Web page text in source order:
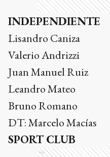
INDEPENDIENTE
Lisandro Caniza
Valerio Andrizzi
Juan Manuel Ruiz
Leandro Mateo
Bruno Romano
DT: Marcelo Macías
SPORT CLUB
Ads